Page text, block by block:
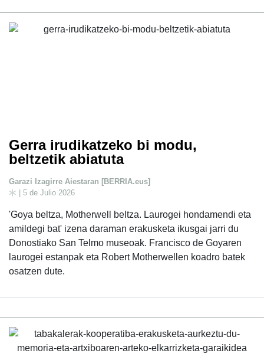
Gerra irudikatzeko bi modu,
beltzetik abiatuta
Garazi Izagirre Aiestaran [BERRIA.eus]
| 5 de Julio 2026
'Goya beltza, Motherwell beltza. Laurogei hondamendi eta
amildegi bat' izena daraman erakusketa ikusgai jarri du
Donostiako San Telmo museoak. Francisco de Goyaren
laurogei estanpak eta Robert Motherwellen koadro batek
osatzen dute.